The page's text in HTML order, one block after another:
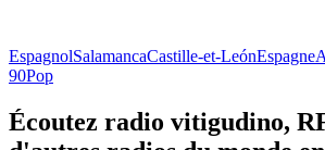
EspagnolSalamancaCastille-et-LeónEspagne
90Pop
Écoutez radio vitigudino,